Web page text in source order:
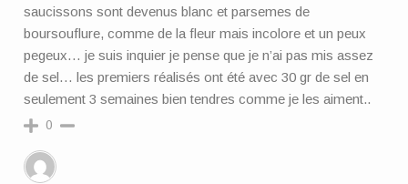
saucissons sont devenus blanc et parsemes de
boursouflure, comme de la fleur mais incolore et un peux
pegeux… je suis inquier je pense que je n’ai pas mis assez
de sel… les premiers réalisés ont été avec 30 gr de sel en
seulement 3 semaines bien tendres comme je les aiment..
0